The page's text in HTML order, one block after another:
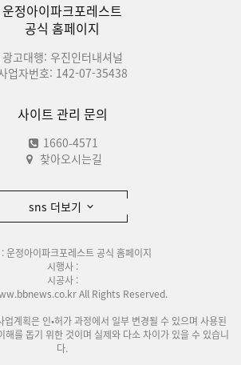
운정아이파크포레스트
공식 홈페이지
광고대행: 우진인터내셔널
업자번호: 142-07-35438
사이트 관리 문의
1660-4571
찾아오시는길
sns 더보기
운정아이파크포레스트 공식 홈페이지
시행사 :
시공사 :
All Rights Reserved.
계획은 인•허가 과정에서 일부 변경될 수 있으며 사용된
해를 돕기 위한 것이며 실제와 다소 차이가 있을 수 있습니
다.